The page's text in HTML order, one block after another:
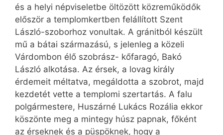
és a helyi népviseletbe öltözött közreműködők
először a templomkertben felállított Szent
László-szoborhoz vonultak. A gránitból készült
mű a bátai származású, s jelenleg a közeli
Várdombon élő szobrász- kőfaragó, Bakó
László alkotása. Az érsek, a lovag király
érdemeit méltatva, megáldotta a szobrot, majd
kezdetét vette a templomi szertartás. A falu
polgármestere, Huszárné Lukács Rozália ekkor
köszönte meg a mintegy húsz papnak, főként
az érseknek és a püspöknek, hogy a